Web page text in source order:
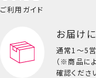
ご利用ガイド
お届け
通常1～5営
（※商品に
確認くださ